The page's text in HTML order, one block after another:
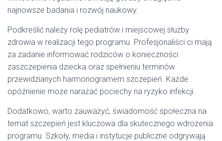
najnowsze badania i rozwój naukowy.
Podkreślić należy rolę pediatrów i miejscowej służby
zdrowia w realizacji tego programu. Profesjonaliści ci mają
za zadanie informować rodziców o konieczności
zaszczepienia dziecka oraz spełnieniu terminów
przewidzianych harmonogramem szczepień. Każde
opóźnienie może narażać pociechy na ryzyko infekcji.
Dodatkowo, warto zauważyć, świadomość społeczna na
temat szczepień jest kluczowa dla skutecznego wdrożenia
programu. Szkoły, media i instytucje publiczne odgrywają